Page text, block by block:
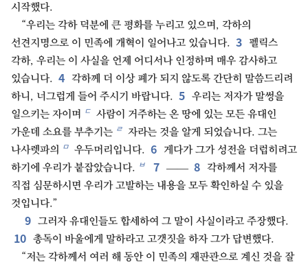
시작했다.
“우리는 각하 덕분에 큰 평화를 누리고 있으며, 각하의
선견지명으로 이 민족에 개혁이 일어나고 있습니다. 3
펠릭스
각하, 우리는 이 사실을 언제 어디서나 인정하며 매우 감사하고
있습니다. 4 각하께 더 이상 폐가 되지 않도록 간단히 말씀드리려
하니, 너그럽게 들어 주시기 바랍니다. 5 우리는 저자가 말썽을
일으키는 자이며 ㄷ 사람이 거주하는 온 땅에 있는 모든 유대인
가운데 소요를 부추기는 ㄹ 자라는 것을 알게 되었습니다. 그는
나사렛파의 ㅁ 우두머리입니다. 6
게다가 그가 성전을 더럽히려고
하기에 우리가 붙잡았습니다. ㅂ 7 —— 8 각하께서 저자를
직접 심문하시면 우리가 고발하는 내용을 모두 확인하실 수 있을
것입니다.”
9 그러자 유대인들도 합세하여 그 말이 사실이라고 주장했다.
10 총독이 바울에게 말하라고 고갯짓을 하자 그가 답변했다.
“저는 각하께서 여러 해 동안 이 민족의 재판관으로 계신 것을 잘